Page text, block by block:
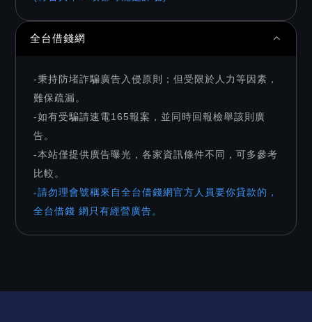
全台借錢網
-秉持防堵詐騙廣告入侵原則；但受限於人力等因素，
難保疏漏。
-如有受騙請速電165報案，並同時回報檢舉該則廣
告。
-本站僅提供廣告曝光，各家資訊條件不同，可多參考
比較。
-請勿理會號稱來自全台借錢網官方人員要你貸款的，
全台借錢 網只有經營廣告。